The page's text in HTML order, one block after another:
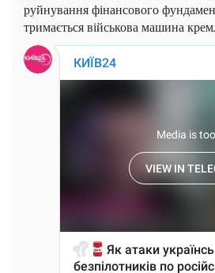
руйнування фінансового
тримається військова машина